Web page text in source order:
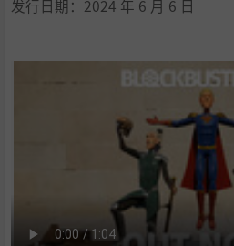
发行日期：2024 年 6 月 6 日